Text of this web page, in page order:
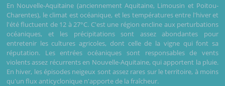
En Nouvelle-Aquitaine (anciennement Aquitaine, Limousin et Poitou-
Charentes), le climat est océanique, et les températures entre l'hiver et
l'été fluctuent de 12 à 27°C. C'est une région encline aux perturbations
océaniques, et les précipitations sont assez abondantes pour
entretenir les cultures agricoles, dont celle de la vigne qui font sa
réputation. Les entrées océaniques sont responsables de vents
violents assez récurrents en Nouvelle-Aquitaine, qui apportent la pluie.
En hiver, les épisodes neigeux sont assez rares sur le territoire, à moins
qu'un flux anticyclonique n'apporte de la fraîcheur.